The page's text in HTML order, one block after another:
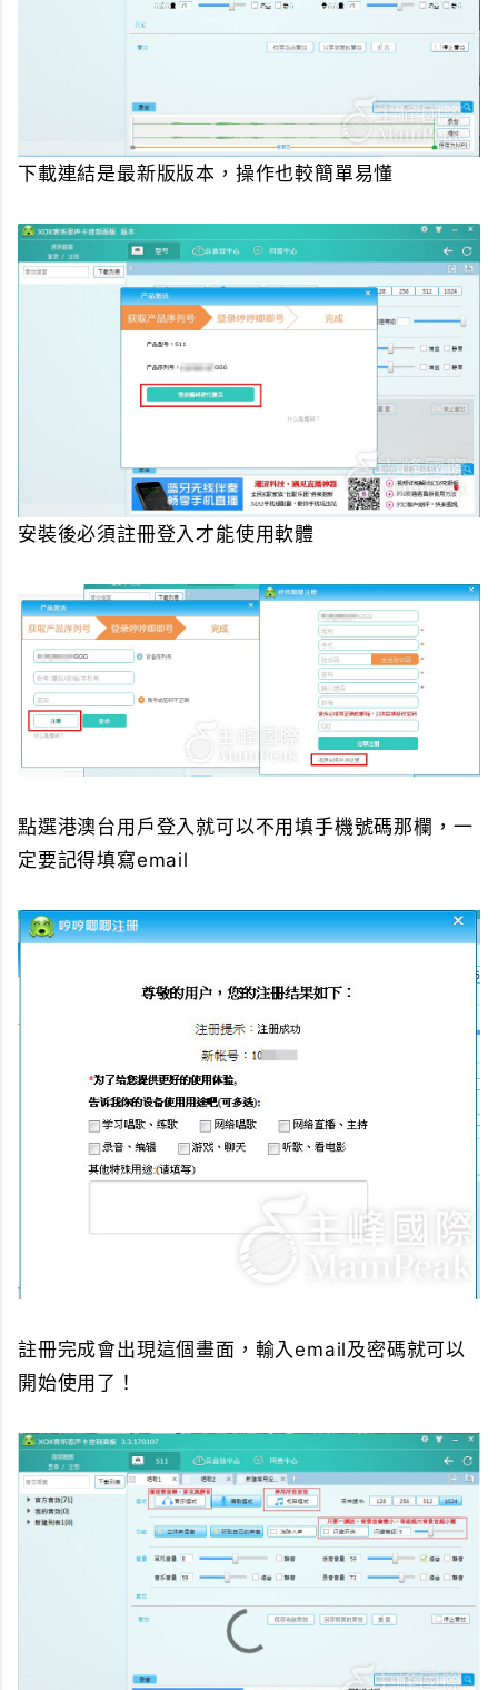
下載連結是最新版版本，操作也較簡單易懂
安裝後必須註冊登入才能使用軟體
點選港澳台用戶登入就可以不用填手機號碼那欄，一
定要記得填寫email
註冊完成會出現這個畫面，輸入email及密碼就可以
開始使用了！